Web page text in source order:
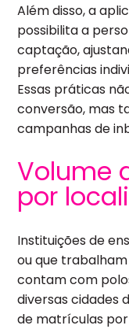
Além disso, a
possibilita a
captação,
preferências
Essas práticas
conversão, mas
campanhas de
Volume
por
Instituições de
ou que
contam com
diversas cidades
de matrículas